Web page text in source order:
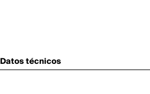
Datos técnicos